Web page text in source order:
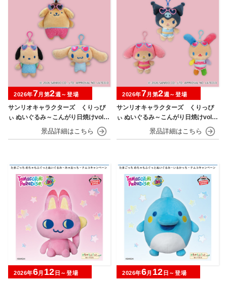
サンリオキャラクターズ くりっぴ
ぃ ぬいぐるみ～こんがり日焼けvol.1
2026年7月第2週～登場
サンリオキャラクターズ くりっぴ
ぃ ぬいぐるみ～こんがり日焼けvol.2
2026年7月第2週～登場
2026年6月 12 日～登場 2026年6月 12 日～登場